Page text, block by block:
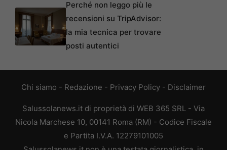
Perché non leggo più le
recensioni su TripAdvisor:
la mia tecnica per trovare
posti autentici
Chi siamo - Redazione - Privacy Policy - Disclaimer
Salussolanews.it di proprietà di WEB 365 SRL - Via
Nicola Marchese 10, 00141 Roma (RM) - Codice Fiscale
e Partita I.V.A. 12279101005